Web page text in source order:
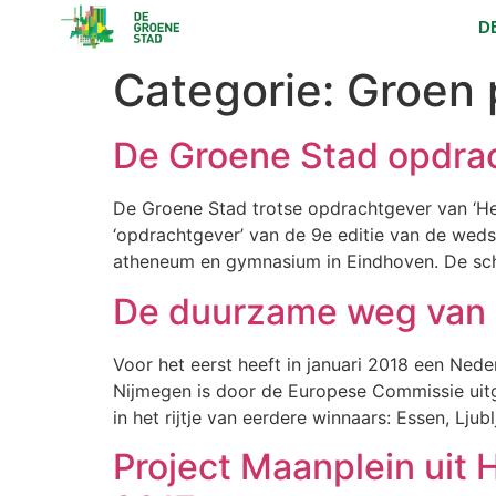
Categorie: Groen
De Groene Stad
De Groene Stad trotse opdrachtgever van
‘opdrachtgever’ van de 9e editie van de
atheneum en gymnasium in Eindhoven. De
De duurzame weg
Voor het eerst heeft in januari 2018 een
Nijmegen is door de Europese Commissie
in het rijtje van eerdere winnaars: Essen,
Project Maanplein uit